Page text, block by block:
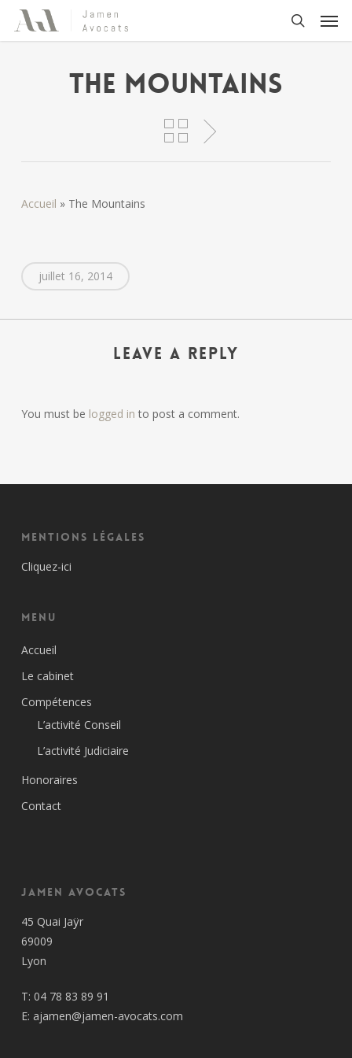
The Mountains
Accueil » The Mountains
juillet 16, 2014
Leave a Reply
You must be logged in to post a comment.
Mentions Légales
Cliquez-ici
Menu
Accueil
Le cabinet
Compétences
L’activité Conseil
L’activité Judiciaire
Honoraires
Contact
Jamen Avocats
45 Quai Jaÿr
69009
Lyon
T: 04 78 83 89 91
E: ajamen@jamen-avocats.com